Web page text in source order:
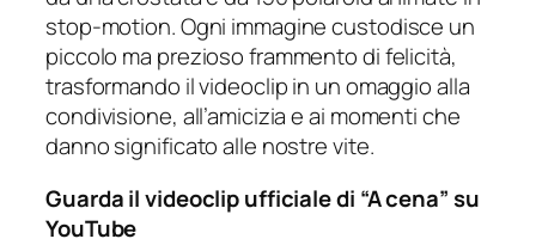
stop-motion. Ogni immagine custodisce un
piccolo ma prezioso frammento di felicità,
trasformando il videoclip in un omaggio alla
condivisione, all’amicizia e ai momenti che
danno significato alle nostre vite.
Guarda il videoclip ufficiale di “A cena” su
YouTube